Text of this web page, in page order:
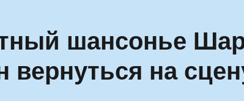
шансонье
вернуться на